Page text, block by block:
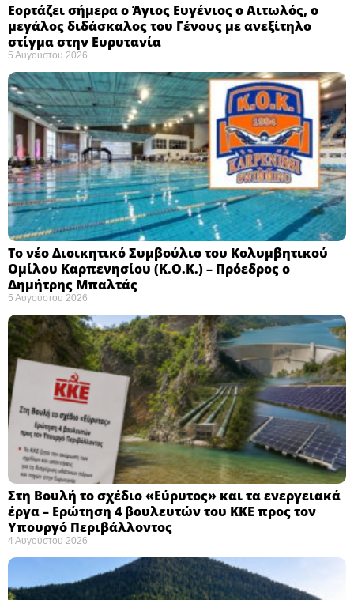
Εορτάζει σήμερα ο Άγιος Ευγένιος ο Αιτωλός, ο
μεγάλος διδάσκαλος του Γένους με ανεξίτηλο
στίγμα στην Ευρυτανία
5 Αυγούστου 2026
Το νέο Διοικητικό Συμβούλιο του Κολυμβητικού
Ομίλου Καρπενησίου (Κ.Ο.Κ.) – Πρόεδρος ο
Δημήτρης Μπαλτάς
5 Αυγούστου 2026
Στη Βουλή το σχέδιο «Εύρυτος» και τα ενεργειακά
έργα – Ερώτηση 4 βουλευτών του ΚΚΕ προς τον
Υπουργό Περιβάλλοντος
4 Αυγούστου 2026